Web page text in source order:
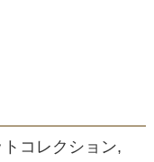
コレクション,